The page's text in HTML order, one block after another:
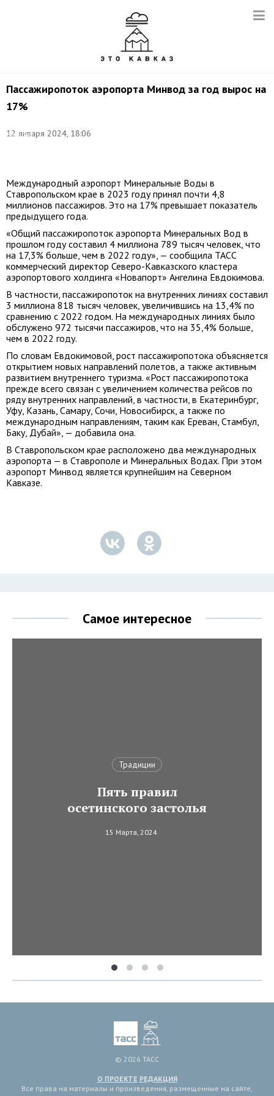
Пассажиропоток аэропорта Минвод за год вырос на
17%
12 января 2024, 18:06
Валерий
Международный аэропорт Минеральные Воды в
Ставропольском крае в 2023 году принял почти 4,8
миллионов пассажиров. Это на 17% превышает показатель
предыдущего года.
«Общий пассажиропоток аэропорта Минеральных Вод в
прошлом году составил 4 миллиона 789 тысяч человек, что
на 17,3% больше, чем в 2022 году», — сообщила ТАСС
коммерческий директор Северо-Кавказского кластера
аэропортового холдинга «Новапорт» Ангелина Евдокимова.
В частности, пассажиропоток на внутренних линиях составил
3 миллиона 818 тысяч человек, увеличившись на 13,4% по
сравнению с 2022 годом. На международных линиях было
обслужено 972 тысячи пассажиров, что на 35,4% больше,
чем в 2022 году.
По словам Евдокимовой, рост пассажиропотока объясняется
открытием новых направлений полетов, а также активным
развитием внутреннего туризма. «Рост пассажиропотока
прежде всего связан с увеличением количества рейсов по
ряду внутренних направлений, в частности, в Екатеринбург,
Уфу, Казань, Самару, Сочи, Новосибирск, а также по
международным направлениям, таким как Ереван, Стамбул,
Баку, Дубай», — добавила она.
В Ставропольском крае расположено два международных
аэропорта — в Ставрополе и Минеральных Водах. При этом
аэропорт Минвод является крупнейшим на Северном
Кавказе.
Самое интересное
Традиции
Пять правил
осетинского застолья
15 Марта, 2024
© 2026 ТАСС
О ПРОЕКТЕ РЕДАКЦИЯ
Все права на материалы и произведения, размещенные на сайте,